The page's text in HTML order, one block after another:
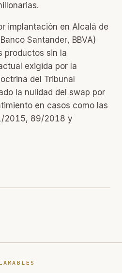
implantación en Alcalá de
Santander, BBVA)
productos sin la
exigida por la
del Tribunal
la nulidad del swap por
en casos como las
2015, 89/2018 y